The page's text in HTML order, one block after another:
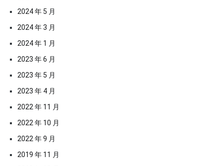
2024 年 5 月
2024 年 3 月
2024 年 1 月
2023 年 6 月
2023 年 5 月
2023 年 4 月
2022 年 11 月
2022 年 10 月
2022 年 9 月
2019 年 11 月